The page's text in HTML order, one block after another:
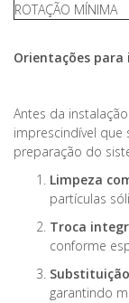
ROTAÇÃO MÍNIMA
Orientações
Antes da
imprescindível que
preparação do
Limpeza
partículas
Troca
conforme
garantindo